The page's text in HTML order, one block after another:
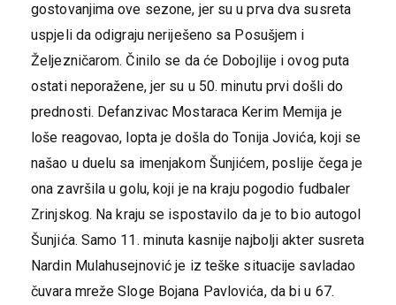
gostovanjima ove sezone, jer su u prva dva susreta
uspjeli da odigraju neriješeno sa Posušjem i
Željezničarom. Činilo se da će Dobojlije i ovog puta
ostati neporažene, jer su u 50. minutu prvi došli do
prednosti. Defanzivac Mostaraca Kerim Memija je
loše reagovao, lopta je došla do Tonija Jovića, koji se
našao u duelu sa imenjakom Šunjićem, poslije čega je
ona završila u golu, koji je na kraju pogodio fudbaler
Zrinjskog. Na kraju se ispostavilo da je to bio autogol
Šunjića. Samo 11. minuta kasnije najbolji akter susreta
Nardin Mulahusejnović je iz teške situacije savladao
čuvara mreže Sloge Bojana Pavlovića, da bi u 67.